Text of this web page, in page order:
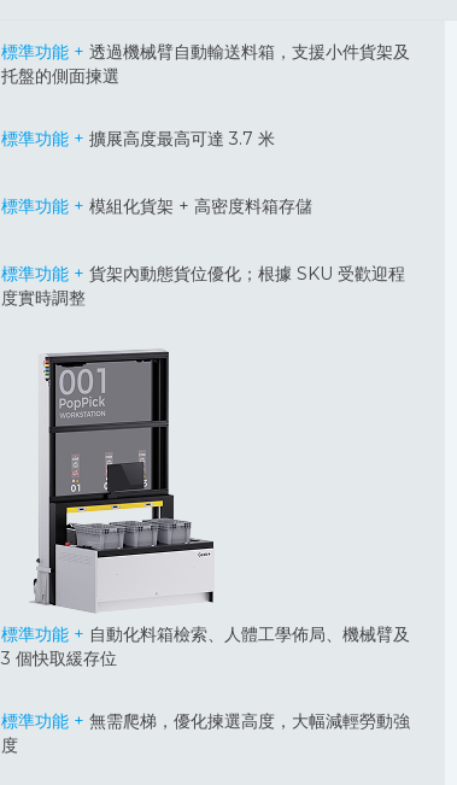
標準功能 + 透過機械臂自動輸送料箱，支援小件貨架及
托盤的側面揀選
標準功能 + 擴展高度最高可達 3.7 米
標準功能 + 模組化貨架 + 高密度料箱存儲
標準功能 + 貨架內動態貨位優化；根據 SKU 受歡迎程
度實時調整
標準功能 + 自動化料箱檢索、人體工學佈局、機械臂及
3 個快取緩存位
標準功能 + 無需爬梯，優化揀選高度，大幅減輕勞動強
度